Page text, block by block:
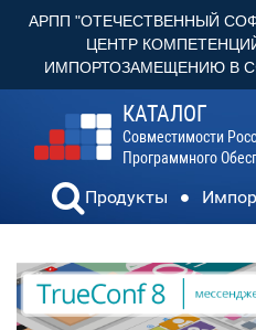
АРПП "ОТЕЧЕСТВЕННЫЙ
ЦЕНТР
ИМПОРТОЗАМЕЩЕНИЮ В
КАТАЛОГ
Совместимости
Программного
Продукты